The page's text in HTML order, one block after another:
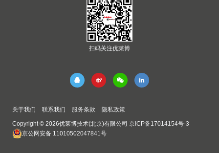
扫码关注优莱博
关于我们 联系我们 服务条款 隐私政策
Copyright © 2026优莱博技术(北京)有限公司 京ICP备17014154号-3
京公网安备 11010502047841号